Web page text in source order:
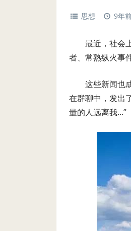
思想 9年
最近，社会
者、常熟纵火事
这些新闻也
在群聊中，发出
量的人远离我...”